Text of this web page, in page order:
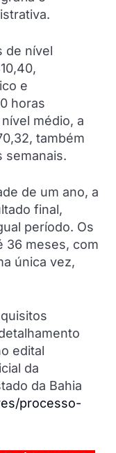
de nível
e
horas
médio, a
também
semanais.
de um ano, a
final,
período. Os
36 meses, com
única vez,
edital
da
da Bahia
processo-